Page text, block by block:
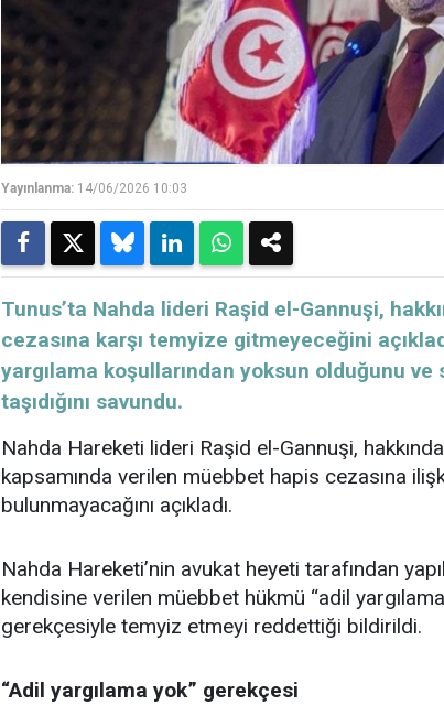
Yayınlanma: 14/06/2026 10:03
Tunus’ta Nahda lideri Raşid el-Gannuşi,
cezasına karşı temyize gitmeyeceğini
yargılama koşullarından yoksun olduğunu
taşıdığını savundu.
Nahda Hareketi lideri Raşid el-Gannuşi, hakkında
kapsamında verilen müebbet hapis cezasına
bulunmayacağını açıkladı.
Nahda Hareketi’nin avukat heyeti tarafından
kendisine verilen müebbet hükmü “adil yargılama
gerekçesiyle temyiz etmeyi reddettiği bildirildi.
“Adil yargılama yok” gerekçesi